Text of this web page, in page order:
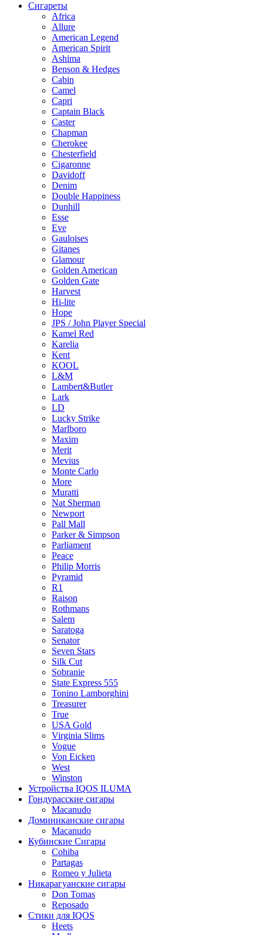
Сигареты
Africa
Allure
American Legend
American Spirit
Ashima
Benson & Hedges
Cabin
Camel
Capri
Captain Black
Caster
Chapman
Cherokee
Chesterfield
Cigaronne
Davidoff
Denim
Double Happiness
Dunhill
Esse
Eve
Gauloises
Gitanes
Glamour
Golden American
Golden Gate
Harvest
Hi-lite
Hope
JPS / John Player Special
Kamel Red
Karelia
Kent
KOOL
L&M
Lambert&Butler
Lark
LD
Lucky Strike
Marlboro
Maxim
Merit
Mevius
Monte Carlo
More
Muratti
Nat Sherman
Newport
Pall Mall
Parker & Simpson
Parliament
Peace
Philip Morris
Pyramid
R1
Raison
Rothmans
Salem
Saratoga
Senator
Seven Stars
Silk Cut
Sobranie
State Express 555
Tonino Lamborghini
Treasurer
True
USA Gold
Virginia Slims
Vogue
Von Eicken
West
Winston
Устройства IQOS ILUMA
Гондурасские сигары
Macanudo
Доминиканские сигары
Macanudo
Кубинские Сигары
Cohiba
Partagas
Romeo y Julieta
Никарагуанские сигары
Don Tomas
Reposado
Стики для IQOS
Heets